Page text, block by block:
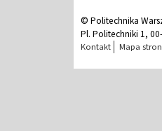
© Politechnika
Pl. Politechniki 1,
Kontakt Mapa